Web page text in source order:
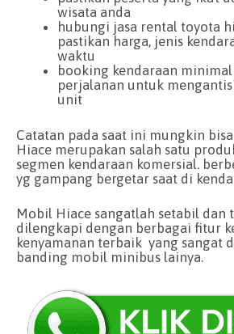
wisata anda
hubungi jasa rental toyota
pastikan harga, jenis
waktu
booking kendaraan
perjalanan untuk
unit
Catatan pada saat ini mungkin
Hiace merupakan salah satu
segmen kendaraan komersial.
yg gampang bergetar saat di
Mobil Hiace sangatlah setabil dan
dilengkapi dengan berbagai fitur
kenyamanan terbaik yang sangat
banding mobil minibus lainya.